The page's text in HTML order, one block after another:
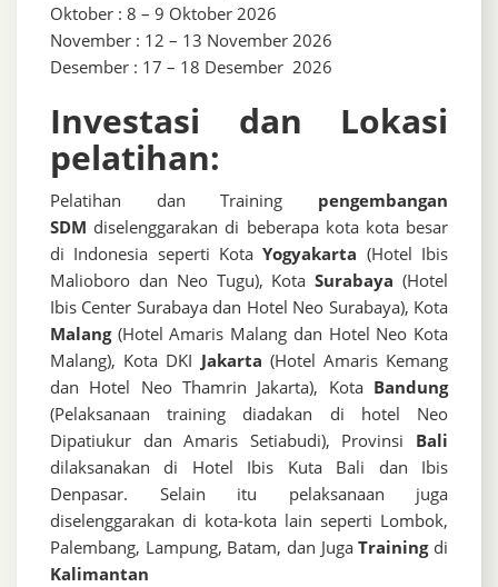
Oktober : 8 – 9 Oktober 2026
November : 12 – 13 November 2026
Desember : 17 – 18 Desember 2026
Investasi dan Lokasi
pelatihan:
Pelatihan dan Training pengembangan
SDM diselenggarakan di beberapa kota kota besar
di Indonesia seperti KotaYogyakarta (Hotel Ibis
Malioboro dan Neo Tugu), KotaSurabaya (Hotel
Ibis Center Surabaya dan Hotel Neo Surabaya), Kota
Malang(Hotel Amaris Malang dan Hotel Neo Kota
Malang), Kota DKI Jakarta (Hotel Amaris Kemang
dan Hotel Neo Thamrin Jakarta), Kota Bandung
(Pelaksanaan training diadakan di hotel Neo
Dipatiukur dan Amaris Setiabudi), Provinsi Bali
dilaksanakan di Hotel Ibis Kuta Bali dan Ibis
Denpasar. Selain itu pelaksanaan juga
diselenggarakan di kota-kota lain seperti Lombok,
Palembang, Lampung, Batam, dan JugaTrainingdi
Kalimantan